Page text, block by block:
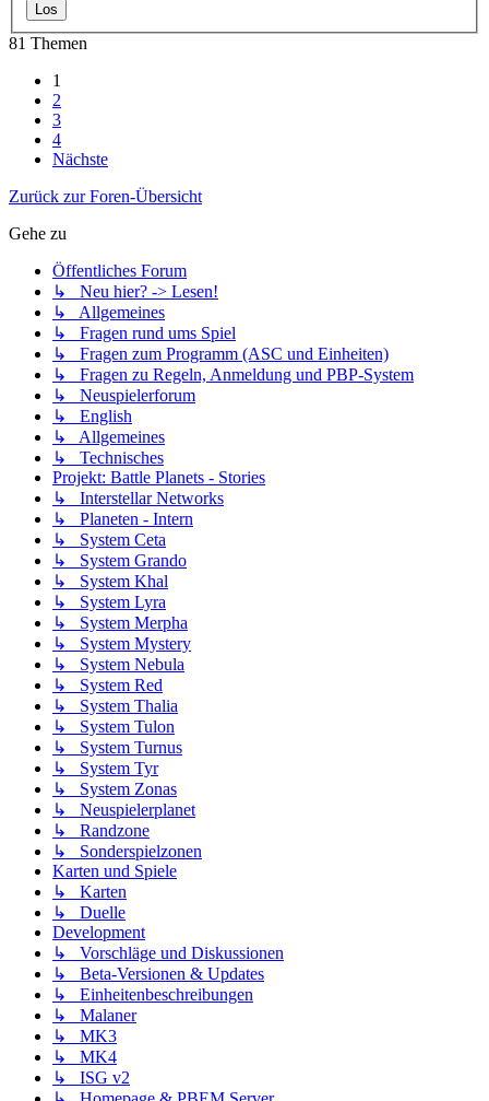
81 Themen
1
2
3
4
Nächste
Zurück zur Foren-Übersicht
Gehe zu
Öffentliches Forum
↳ Neu hier? -> Lesen!
↳ Allgemeines
↳ Fragen rund ums Spiel
↳ Fragen zum Programm (ASC und Einheiten)
↳ Fragen zu Regeln, Anmeldung und PBP-System
↳ Neuspielerforum
↳ English
↳ Allgemeines
↳ Technisches
Projekt: Battle Planets - Stories
↳ Interstellar Networks
↳ Planeten - Intern
↳ System Ceta
↳ System Grando
↳ System Khal
↳ System Lyra
↳ System Merpha
↳ System Mystery
↳ System Nebula
↳ System Red
↳ System Thalia
↳ System Tulon
↳ System Turnus
↳ System Tyr
↳ System Zonas
↳ Neuspielerplanet
↳ Randzone
↳ Sonderspielzonen
Karten und Spiele
↳ Karten
↳ Duelle
Development
↳ Vorschläge und Diskussionen
↳ Beta-Versionen & Updates
↳ Einheitenbeschreibungen
↳ Malaner
↳ MK3
↳ MK4
↳ ISG v2